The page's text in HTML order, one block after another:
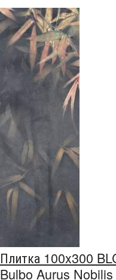
Плитка 100x300
Bulbo Aurus Nobilis